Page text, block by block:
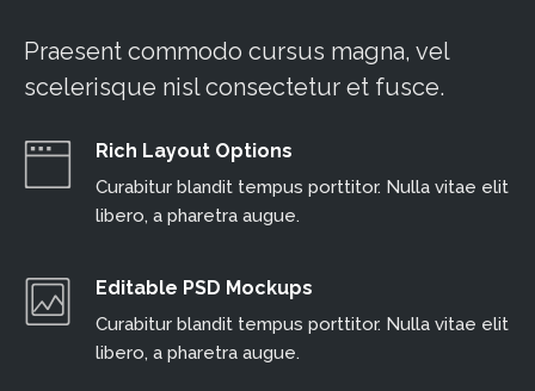
Praesent commodo cursus magna, vel
scelerisque nisl consectetur et fusce.
Rich Layout Options
Curabitur blandit tempus porttitor. Nulla vitae elit
libero, a pharetra augue.
Editable PSD Mockups
Curabitur blandit tempus porttitor. Nulla vitae elit
libero, a pharetra augue.